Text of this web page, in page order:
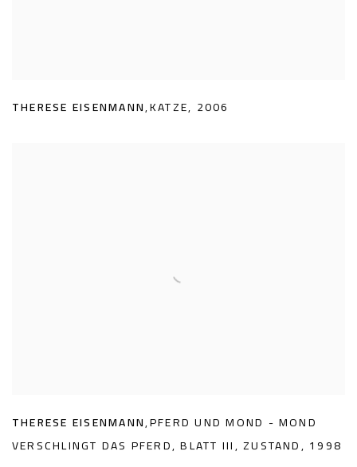
THERESE EISENMANN,KATZE, 2006
THERESE EISENMANN,PFERD UND MOND - MOND
VERSCHLINGT DAS PFERD,BLATT III,ZUSTAND, 1998